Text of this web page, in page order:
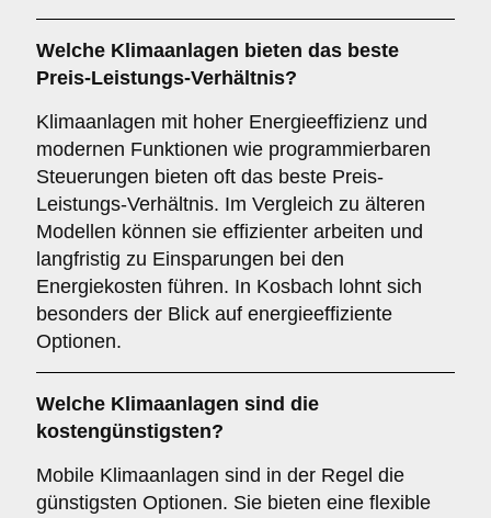
Welche Klimaanlagen bieten das beste
Preis-Leistungs-Verhältnis?
Klimaanlagen mit hoher Energieeffizienz und
modernen Funktionen wie programmierbaren
Steuerungen bieten oft das beste Preis-
Leistungs-Verhältnis. Im Vergleich zu älteren
Modellen können sie effizienter arbeiten und
langfristig zu Einsparungen bei den
Energiekosten führen. In Kosbach lohnt sich
besonders der Blick auf energieeffiziente
Optionen.
Welche Klimaanlagen sind die
kostengünstigsten?
Mobile Klimaanlagen sind in der Regel die
günstigsten Optionen. Sie bieten eine flexible